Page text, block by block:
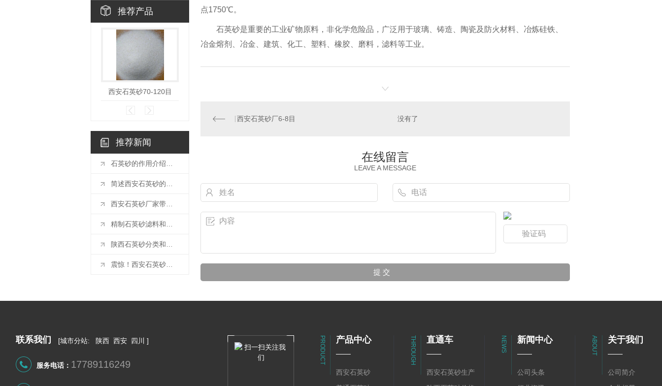
推荐产品
西安石英砂70-120目
推荐新闻
石英砂的作用介绍及石英砂用途
简述西安石英砂的作用是什么
西安石英砂厂家带你了解石英砂的秘密，快来学习一下吧
精制石英砂滤料和酸洗石英砂分别应用在哪些地方呢？陕西石英砂厂家带您一览
陕西石英砂分类和用途 适合收藏
震惊！西安石英砂提纯工艺的5种方法竟然是这样的！
点1750℃。
石英砂是重要的工业矿物原料，非化学危险品，广泛用于玻璃、铸造、陶瓷及防火材料、冶炼硅铁、
冶金熔剂、冶金、建筑、化工、塑料、橡胶、磨料，滤料等工业。
西安石英砂厂6-8目 没有了
在线留言
LEAVE A MESSAGE
联系我们 [城市分站: 陕西 西安 四川 ]
服务电话： 17789116249 PRODUCT 产品中心
西安石英砂
THROUGH 直通车
西安石英砂生产
NEWS 新闻中心
公司头条
ABOUT 关于我们
公司简介